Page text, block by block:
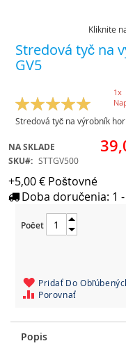
Stredová tyč na
GV5
Hodnotenie:
100
% of100
1x
Stredová tyč na výrobník
NA SKLADE
SKU
STTGV500
+5,00 € Poštovné
Doba doručenia: 1
Počet
Pridať Do
Porovnať
Kliknite
to
the
the
images
gallery
Popis